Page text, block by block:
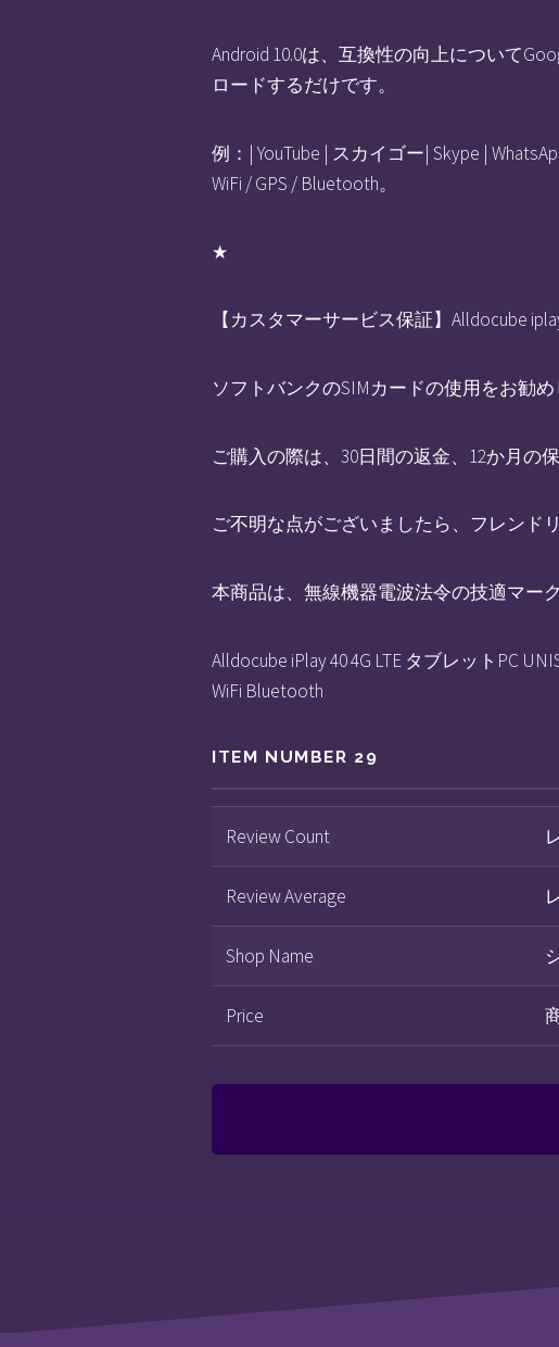
Android 10.0は、互換性の向上について
ロードするだけです。
例：| YouTube | スカイゴー| Skype |
WiFi / GPS / Bluetooth。
★
【カスタマーサービス保証】Alldocube
ソフトバンクのSIMカードの使用をお勧め
ご購入の際は、30日間の返金、12か月の
ご不明な点がございましたら、フレンド
本商品は、無線機器電波法令の技適マーク
Alldocube iPlay 40 4G LTE タブレットPC
WiFi Bluetooth
ITEM NUMBER 29
Review Count
Review Average
Shop Name
Price